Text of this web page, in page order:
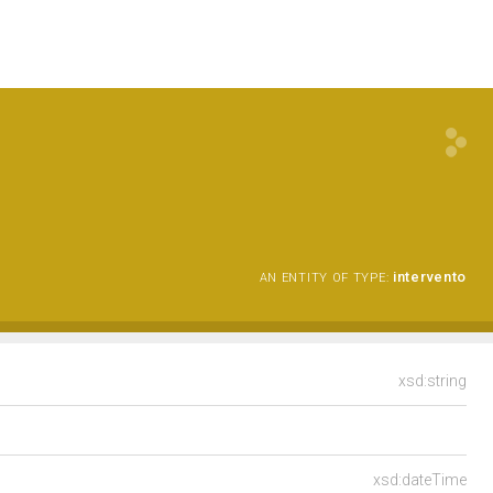
AN ENTITY OF TYPE: intervento
xsd:string
xsd:dateTime